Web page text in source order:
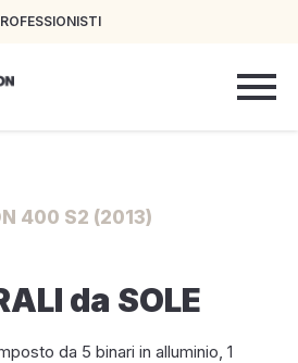
400 S2 (2013)
da SOLE
da 5 binari in alluminio, 1